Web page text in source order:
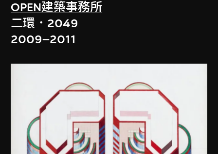
OPEN建築事務所
二環．2049
2009–2011